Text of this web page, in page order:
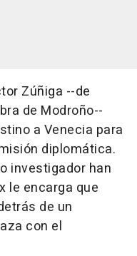
Zúñiga --de
de Modroño--
a Venecia para
diplomática.
investigador han
le encarga que
de un
con el